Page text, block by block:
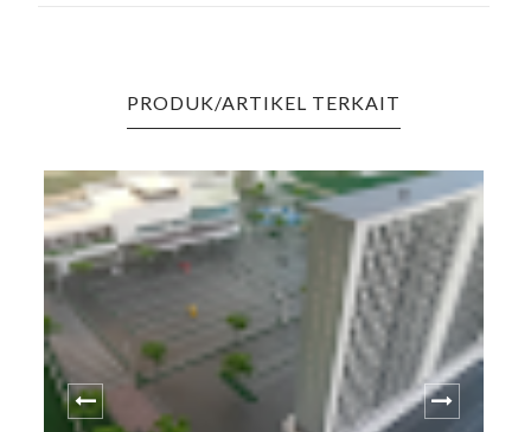
PRODUK/ARTIKEL TERKAIT